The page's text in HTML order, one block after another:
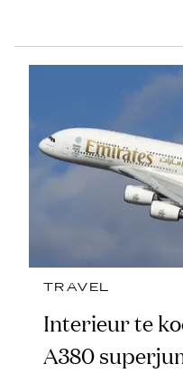
TRAVEL
Interieur te
A380